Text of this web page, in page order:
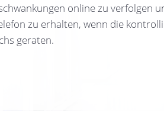
online zu verfolgen
zu erhalten, wenn die
geraten.